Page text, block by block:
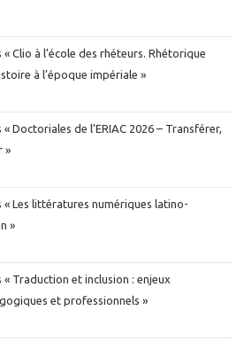
Clio à l’école des rhéteurs. Rhétorique
à l’époque impériale »
Doctoriales de l’ERIAC 2026 – Transférer,
»
Les littératures numériques latino-
»
Traduction et inclusion : enjeux
et professionnels »